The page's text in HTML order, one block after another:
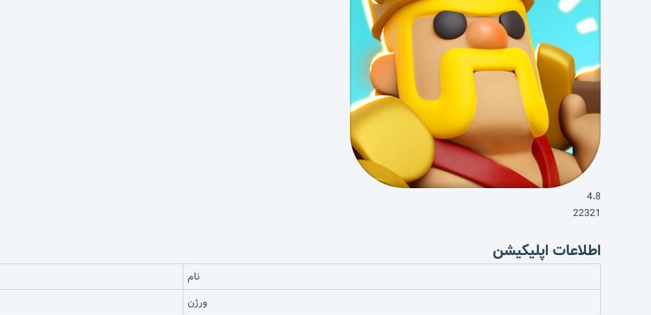
4.8
22321
اطلاعات اپلیکیشن
نام
ورژن